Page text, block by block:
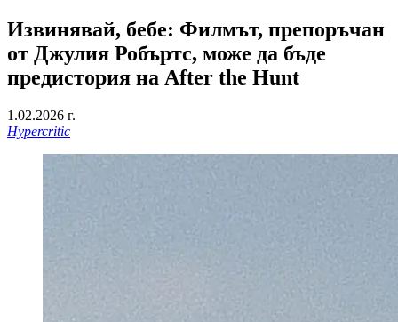
Извинявай, бебе: Филмът, препоръчан
от Джулия Робъртс, може да бъде
предистория на After the Hunt
1.02.2026 г.
Hypercritic